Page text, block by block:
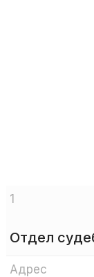
1
Отдел
Адрес